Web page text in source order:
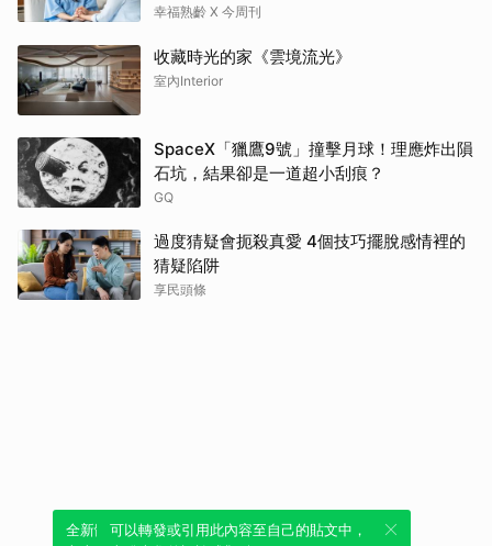
待「媽媽」安撫
幸福熟齡 X 今周刊
收藏時光的家《雲境流光》
室內Interior
SpaceX「獵鷹9號」撞擊月球！理應炸出隕
石坑，結果卻是一道超小刮痕？
GQ
過度猜疑會扼殺真愛 4個技巧擺脫感情裡的
猜疑陷阱
享民頭條
全新體驗！一鍵引用此內容，透過發布貼
可以轉發或引用此內容至自己的貼文中，